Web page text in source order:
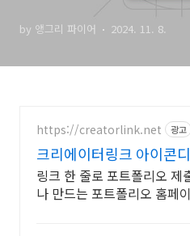
by 앵그리 파이어 2024. 11. 8.
https://creatorlink.net 광고
크리에이터링크 아이콘
링크 한 줄로 포트폴리오 제
나 만드는 포트폴리오 홈페